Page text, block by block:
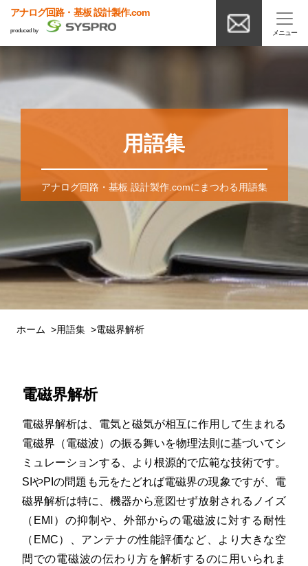
アナログ回路・基板 設計製作.com
produced by
用語集
アナログ回路・基板 設計製作.comにまつわる用語集
ホーム 用語集 電磁界解析
電磁界解析
電磁界解析は、電気と磁気が相互に作用して生まれる
電磁界（電磁波）の振る舞いを物理法則に基づいてシ
ミュレーションする、より根源的で広範な技術です。
SIやPIの問題も元をたどれば電磁界の現象ですが、電
磁界解析は特に、機器から意図せず放射されるノイズ
（EMI）の抑制や、外部からの電磁波に対する耐性
（EMC）、アンテナの性能評価など、より大きな空
間での電磁波の伝わり方を解析するのに用いられま